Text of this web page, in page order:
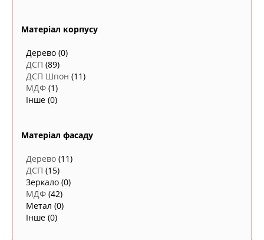
Матеріал корпусу
Дерево (0)
ДСП (89)
ДСП Шпон (11)
МДФ (1)
Інше (0)
Матеріал фасаду
Дерево (11)
ДСП (15)
Зеркало (0)
МДФ (42)
Метал (0)
Інше (0)